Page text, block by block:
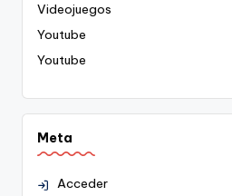
Videojuegos
Youtube
Youtube
Meta
Acceder